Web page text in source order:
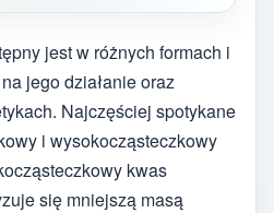
jest w różnych formach i
jego działanie oraz
Najczęściej spotykane
i wysokocząsteczkowy
kwas
się mniejszą masą